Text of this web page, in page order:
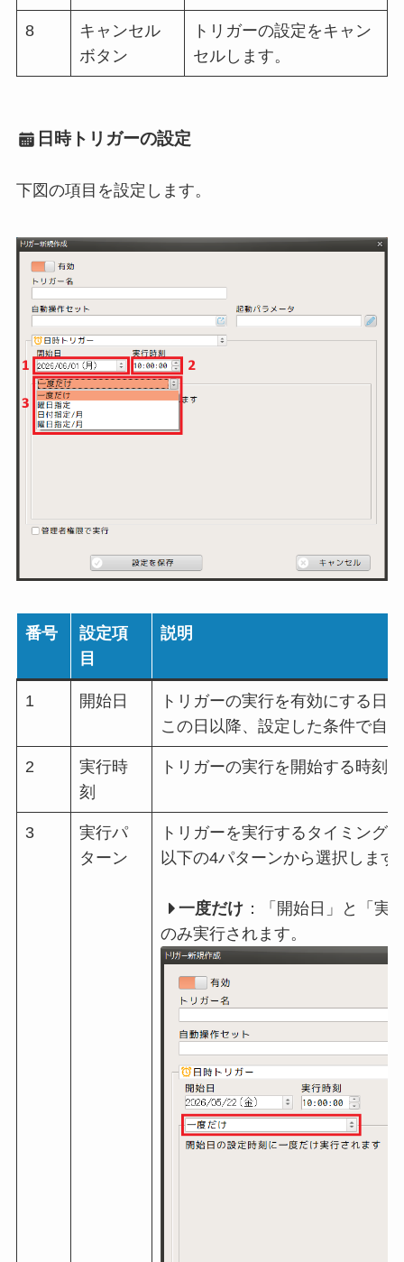
8
キャンセル
ボタン
トリガーの設定をキャン
セルします。
日時トリガーの設定
下図の項目を設定します。
番号
設定項
目
説明
1 開始日
トリガーの実行を有効にする日
この日以降、設定した条件で自
2
実行時
刻
トリガーの実行を開始する時刻
3
実行パ
ターン
トリガーを実行するタイミング
以下の4パターンから選択します
一度だけ ：「開始日」と「実
のみ実行されます。